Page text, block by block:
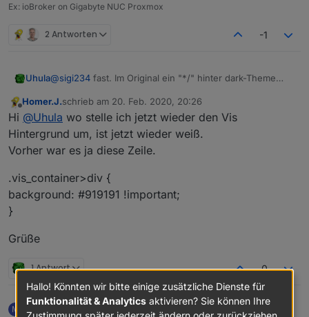
Ex: ioBroker on Gigabyte NUC Proxmox
2 Antworten -1
Uhula@sigi234 fast. Im Original ein "*/" hinter dark-Theme
Folgezeilen sind aktiviert.
/* Design-time light-Theme */
--design-background: #f8f8f8;
--design-vis-font-color: #000000;
--design-hint-background: #0000ff;
--design-hint-color: #ffffff;
/* Design-time dark-Theme  */
Offline
Homer.J.schrieb am 20. Feb. 2020, 20:26
zuletzt editiert von
Hi @Uhula wo stelle ich jetzt wieder den Vis
Hintergrund um, ist jetzt wieder weiß.
Vorher war es ja diese Zeile.
.vis_container>div {
background: #919191 !important;
}
Grüße
1 Antwort 0
M mctom schrieb am 20. Feb. 2020, 20:47
Hallo! Könnten wir bitte einige zusätzliche Dienste für
Funktionalität & Analytics aktivieren? Sie können Ihre